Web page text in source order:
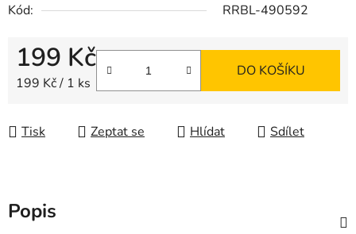
Kód:
RRBL-490592
199 Kč
Měrná cena:
199 Kč / 1 ks
DO KOŠÍKU
Tisk Zeptat se Hlídat Sdílet
Popis